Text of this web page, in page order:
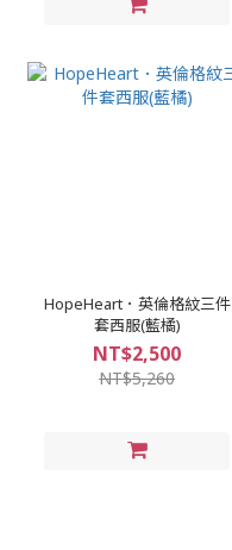
HopeHeart．英倫格紋三件
套西服(藍橘)
NT$2,500
NT$5,260